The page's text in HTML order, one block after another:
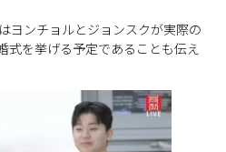
ヨンチョルとジョンスクが実際の
式を挙げる予定であることも伝え